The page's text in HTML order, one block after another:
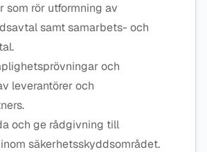
som rör utformning av
samt samarbets- och
och
leverantörer och
och ge rådgivning till
säkerhetsskyddsområdet.